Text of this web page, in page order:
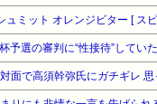
ュミット オレンジビター [ ス